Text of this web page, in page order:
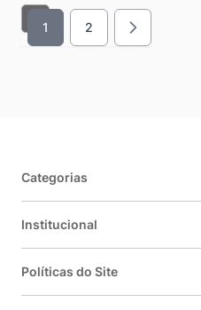
Você esta lendo a pagina
1 Página
2
Categorias
Institucional
Políticas do Site